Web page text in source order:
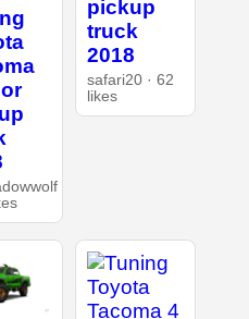
pickup
truck
2018
safari20 · 62
likes